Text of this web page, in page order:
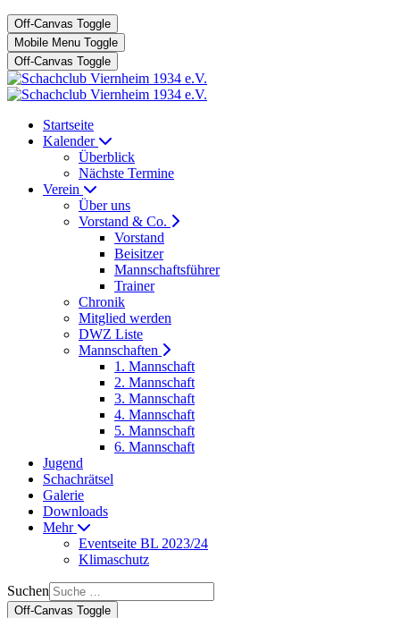
Off-Canvas Toggle
Mobile Menu Toggle
Off-Canvas Toggle
Startseite
Kalender
Überblick
Nächste Termine
Verein
Über uns
Vorstand & Co.
Vorstand
Beisitzer
Mannschaftsführer
Trainer
Chronik
Mitglied werden
DWZ Liste
Mannschaften
1. Mannschaft
2. Mannschaft
3. Mannschaft
4. Mannschaft
5. Mannschaft
6. Mannschaft
Jugend
Schachrätsel
Galerie
Downloads
Mehr
Eventseite BL 2023/24
Klimaschutz
Suchen
Off-Canvas Toggle